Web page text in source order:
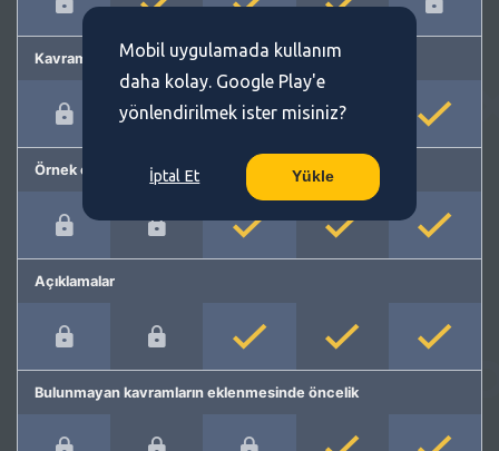
Kavram önerme
Örnek cümleler
Açıklamalar
Bulunmayan kavramların eklenmesinde öncelik
Mobil uygulamada kullanım
daha kolay. Google Play'e
yönlendirilmek ister misiniz?
İptal Et Yükle